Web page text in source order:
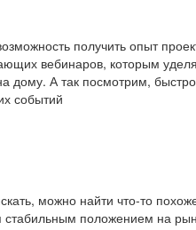
получить опыт
вебинаров, которым
дому. А так посмотрим,
событий
можно найти что-то
стабильным положением на